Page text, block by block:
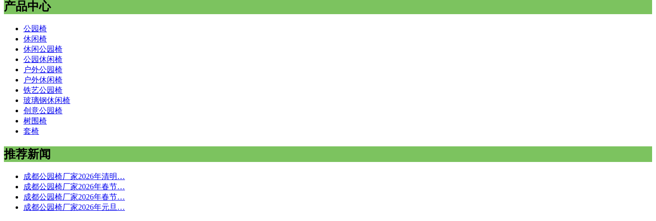
产品中心
公园椅
休闲椅
休闲公园椅
公园休闲椅
户外公园椅
户外休闲椅
铁艺公园椅
玻璃钢休闲椅
创意公园椅
树围椅
套椅
推荐新闻
成都公园椅厂家2026年清明…
成都公园椅厂家2026年春节…
成都公园椅厂家2026年春节…
成都公园椅厂家2026年元旦…